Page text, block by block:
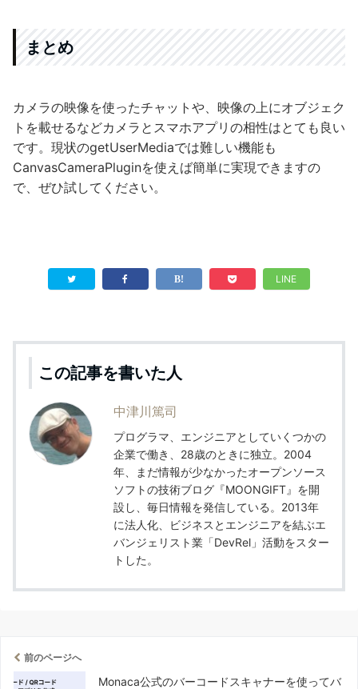
まとめ
カメラの映像を使ったチャットや、映像の上にオブジェク
トを載せるなどカメラとスマホアプリの相性はとても良い
です。現状のgetUserMediaでは難しい機能も
CanvasCameraPluginを使えば簡単に実現できますの
で、ぜひ試してください。
LINE
この記事を書いた人
中津川篤司
プログラマ、エンジニアとしていくつかの
企業で働き、28歳のときに独立。2004
年、まだ情報が少なかったオープンソース
ソフトの技術ブログ『MOONGIFT』を開
設し、毎日情報を発信している。2013年
に法人化、ビジネスとエンジニアを結ぶエ
バンジェリスト業「DevRel」活動をスター
トした。
前のページへ
Monaca公式のバーコードスキャナーを使ってバ